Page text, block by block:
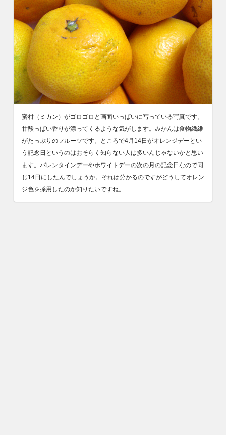
蜜柑（ミカン）がゴロゴロと画面いっぱいに写っている写真です。
甘酸っぱい香りが漂ってくるような気がします。みかんは食物繊維
がたっぷりのフルーツです。ところで4月14日がオレンジデーとい
う記念日というのはおそらく知らない人は多いんじゃないかと思い
ます。バレンタインデーやホワイトデーの次の月の記念日なので同
じ14日にしたんでしょうか。それは分かるのですがどうしてオレン
ジ色を採用したのか知りたいですね。